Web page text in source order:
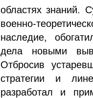
областях знаний.
военно-
наследие,
дела новыми
Отбросив
стратегии и
разработал и